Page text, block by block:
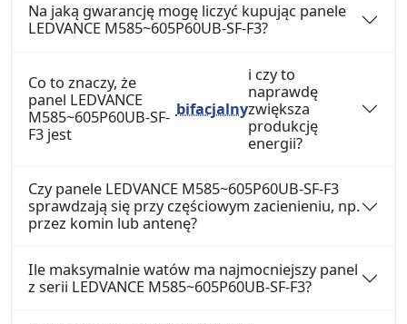
Na jaką gwarancję mogę liczyć kupując panele
LEDVANCE M585~605P60UB-SF-F3?
Co to znaczy, że
panel LEDVANCE
M585~605P60UB-SF-
F3 jest
bifacjalny
i czy to
naprawdę
zwiększa
produkcję
energii?
Czy panele LEDVANCE M585~605P60UB-SF-F3
sprawdzają się przy częściowym zacienieniu, np.
przez komin lub antenę?
Ile maksymalnie watów ma najmocniejszy panel
z serii LEDVANCE M585~605P60UB-SF-F3?